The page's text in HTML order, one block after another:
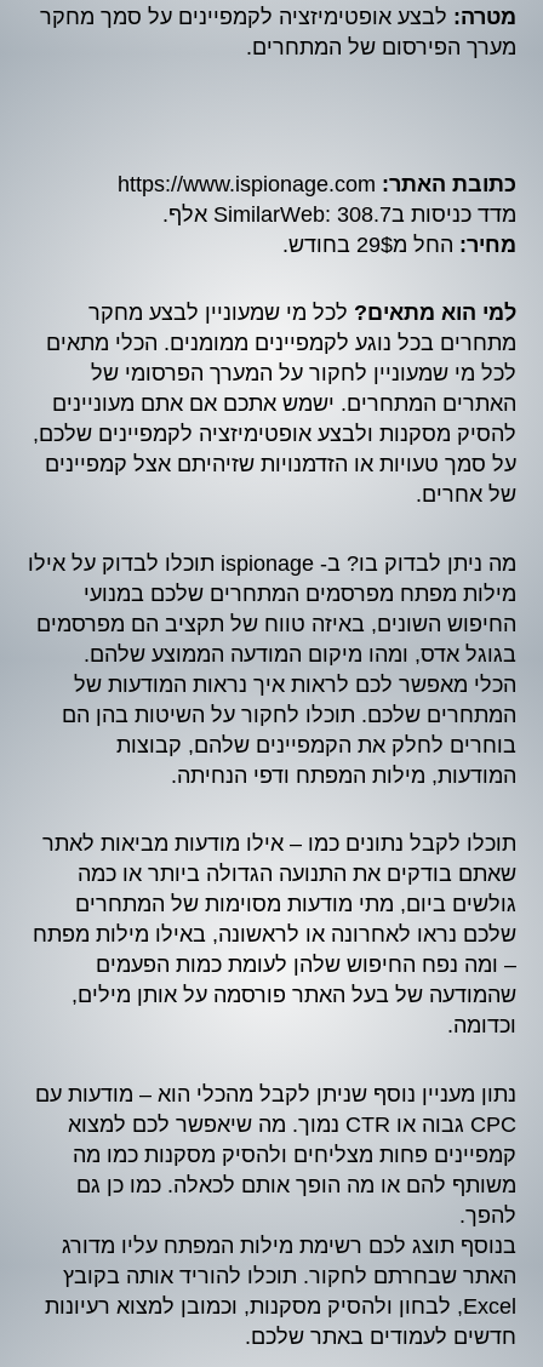
מטרה: לבצע אופטימיזציה לקמפיינים על סמך מחקר
מערך הפירסום של המתחרים.
כתובת האתר:
מדד כניסות בSimilarWeb: 308.7 אלף.
מחיר: החל מ29$ בחודש.
למי הוא מתאים? לכל מי שמעוניין לבצע מחקר
מתחרים בכל נוגע לקמפיינים ממומנים. הכלי מתאים
לכל מי שמעוניין לחקור על המערך הפרסומי של
האתרים המתחרים. ישמש אתכם אם אתם מעוניינים
להסיק מסקנות ולבצע אופטימיזציה לקמפיינים שלכם,
על סמך טעויות או הזדמנויות שזיהיתם אצל קמפיינים
של אחרים.
מה ניתן לבדוק בו? ב- ispionage תוכלו לבדוק על אילו
מילות מפתח מפרסמים המתחרים שלכם במנועי
החיפוש השונים, באיזה טווח של תקציב הם מפרסמים
בגוגל אדס, ומהו מיקום המודעה הממוצע שלהם.
הכלי מאפשר לכם לראות איך נראות המודעות של
המתחרים שלכם. תוכלו לחקור על השיטות בהן הם
בוחרים לחלק את הקמפיינים שלהם, קבוצות
המודעות, מילות המפתח ודפי הנחיתה.
תוכלו לקבל נתונים כמו – אילו מודעות מביאות לאתר
שאתם בודקים את התנועה הגדולה ביותר או כמה
גולשים ביום, מתי מודעות מסוימות של המתחרים
שלכם נראו לאחרונה או לראשונה, באילו מילות מפתח
– ומה נפח החיפוש שלהן לעומת כמות הפעמים
שהמודעה של בעל האתר פורסמה על אותן מילים,
וכדומה.
נתון מעניין נוסף שניתן לקבל מהכלי הוא – מודעות עם
CPC גבוה או CTR נמוך. מה שיאפשר לכם למצוא
קמפיינים פחות מצליחים ולהסיק מסקנות כמו מה
משותף להם או מה הופך אותם לכאלה. כמו כן גם
להפך.
בנוסף תוצג לכם רשימת מילות המפתח עליו מדורג
האתר שבחרתם לחקור. תוכלו להוריד אותה בקובץ
Excel, לבחון ולהסיק מסקנות, וכמובן למצוא רעיונות
חדשים לעמודים באתר שלכם.